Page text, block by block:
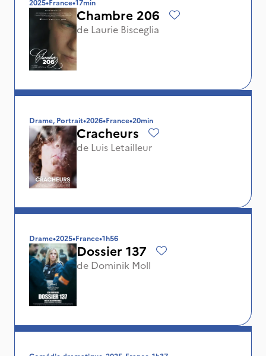
2025•France•17min
Chambre 206
de Laurie Bisceglia
Drame, Portrait•2026•France•20min
Cracheurs
de Luis Letailleur
Drame•2025•France•1h56
Dossier 137
de Dominik Moll